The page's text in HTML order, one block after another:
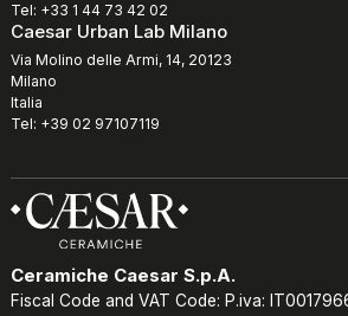
Tel: +33 1 44 73 42 02
Caesar Urban Lab Milano
Via Molino delle Armi, 14, 20123
Milano
Italia
Tel: +39 02 97107119
Ceramiche Caesar S.p.A.
Fiscal Code and VAT Code: P.iva: